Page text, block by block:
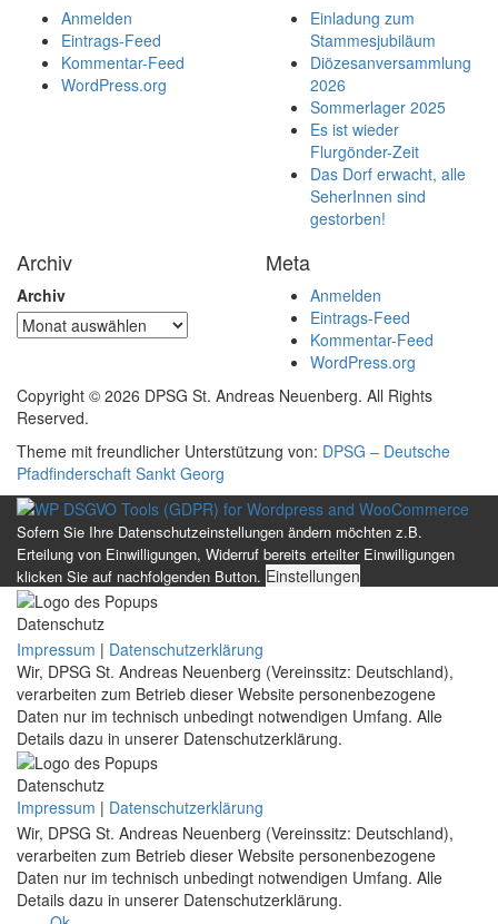
Anmelden
Eintrags-Feed
Kommentar-Feed
WordPress.org
Einladung zum
Stammesjubiläum
Diözesanversammlung
2026
Sommerlager 2025
Es ist wieder
Flurgönder-Zeit
Das Dorf erwacht, alle
SeherInnen sind
gestorben!
Archiv
Archiv
Meta
Anmelden
Eintrags-Feed
Kommentar-Feed
WordPress.org
Copyright © 2026 DPSG St. Andreas Neuenberg. All Rights
Reserved.
Theme mit freundlicher Unterstützung von: DPSG – Deutsche
Pfadfinderschaft Sankt Georg
Sofern Sie Ihre Datenschutzeinstellungen ändern möchten z.B.
Erteilung von Einwilligungen, Widerruf bereits erteilter Einwilligungen
klicken Sie auf nachfolgenden Button. Einstellungen
Datenschutz
Impressum | Datenschutzerklärung
Wir, DPSG St. Andreas Neuenberg (Vereinssitz: Deutschland),
verarbeiten zum Betrieb dieser Website personenbezogene
Daten nur im technisch unbedingt notwendigen Umfang. Alle
Details dazu in unserer Datenschutzerklärung.
Datenschutz
Impressum | Datenschutzerklärung
Wir, DPSG St. Andreas Neuenberg (Vereinssitz: Deutschland),
verarbeiten zum Betrieb dieser Website personenbezogene
Daten nur im technisch unbedingt notwendigen Umfang. Alle
Details dazu in unserer Datenschutzerklärung.